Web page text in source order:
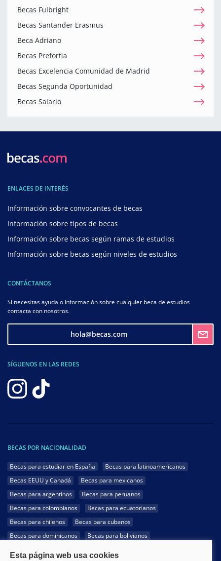
Becas Fulbright
Becas Santander Erasmus
Beca Adriano
Becas Prefortia
Becas Excelencia Comunidad de Madrid
Becas Segunda Oportunidad
Becas Salario
ENLACES DE INTERÉS
Información sobre convocantes de becas
Información sobre tipos de becas
Información sobre becas según ramas de estudios
Información sobre becas según niveles de estudios
CONTÁCTANOS
Si necesitas ayuda o información sobre cualquier beca de estudios
contacta con nosotros.
hola@becas.com
SÍGUENOS EN LAS REDES
BECAS POR NACIONALIDAD
Becas para estudiar en España
Becas para latinoamericanos
Becas EEUU y Canadá
Becas para mexicanos
Becas para argentinos
Becas para peruanos
Becas para colombianos
Becas para ecuatorianos
Becas para chilenos
Becas para cubanos
Becas para dominicanos
Becas para bolivianos